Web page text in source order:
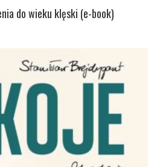
do wieku klęski (e-book)